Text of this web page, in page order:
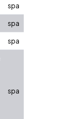
spa
spa
spa
spa